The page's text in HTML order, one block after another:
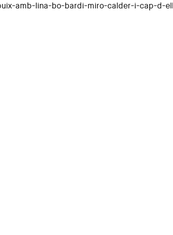
amb-lina-bo-bardi-miro-calder-i-cap-d-